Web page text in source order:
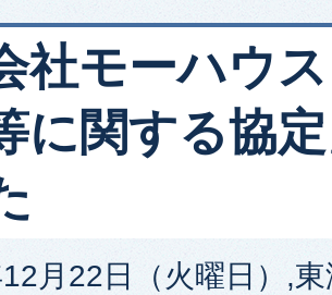
社モーハウ
に関する協
月22日（火曜日）,